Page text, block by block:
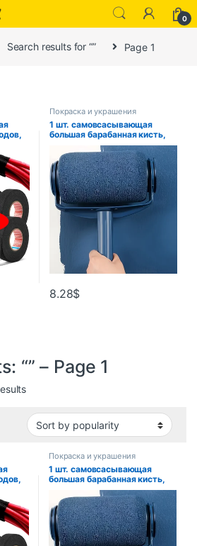
0
Search results for “” Page 1
Покраска и украшения
1 шт. самовсасывающая
большая барабанная кисть,
искусственная, латексная
краска, Настенная кисть
8.28$
“” – Page 1
Покраска и украшения
1 шт. самовсасывающая
большая барабанная кисть,
искусственная, латексная
краска, Настенная кисть